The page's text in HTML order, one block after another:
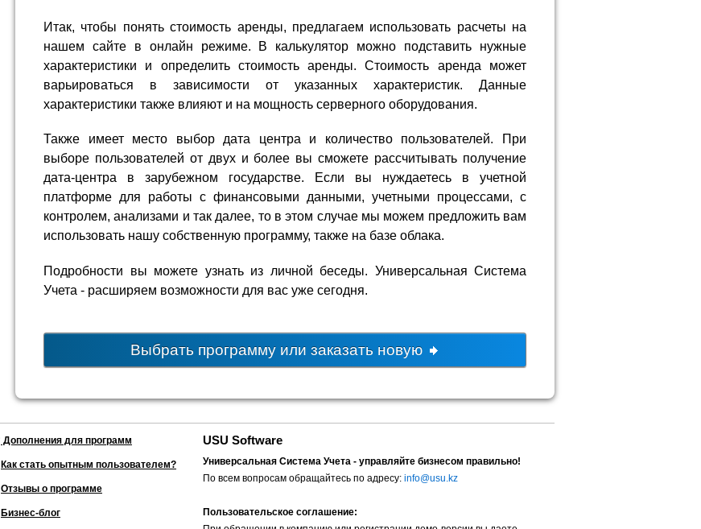
Итак, чтобы понять стоимость аренды, предлагаем использовать расчеты на
нашем сайте в онлайн режиме. В калькулятор можно подставить нужные
характеристики и определить стоимость аренды. Стоимость аренда может
варьироваться в зависимости от указанных характеристик. Данные
характеристики также влияют и на мощность серверного оборудования.
Также имеет место выбор дата центра и количество пользователей. При
выборе пользователей от двух и более вы сможете рассчитывать получение
дата-центра в зарубежном государстве. Если вы нуждаетесь в учетной
платформе для работы с финансовыми данными, учетными процессами, с
контролем, анализами и так далее, то в этом случае мы можем предложить вам
использовать нашу собственную программу, также на базе облака.
Подробности вы можете узнать из личной беседы. Универсальная Система
Учета - расширяем возможности для вас уже сегодня.
Выбрать программу или заказать новую
Дополнения для программ
Как стать опытным пользователем?
Отзывы о программе
Бизнес-блог
USU Software
Универсальная Система Учета - управляйте бизнесом правильно!
По всем вопросам обращайтесь по адресу: info@usu.kz
Пользовательское соглашение: